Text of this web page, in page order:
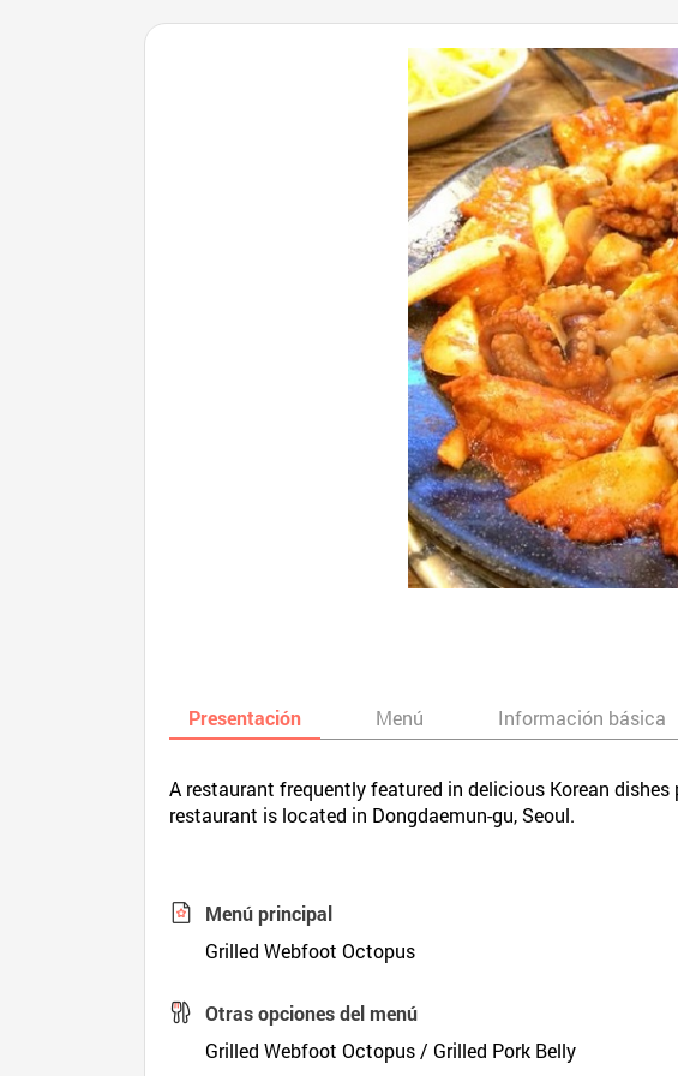
Presentación Menú Información básica
A restaurant frequently featured in delicious Korean
restaurant is located in Dongdaemun-gu, Seoul.
Menú principal
Grilled Webfoot Octopus
Otras opciones del menú
Grilled Webfoot Octopus / Grilled Pork Belly